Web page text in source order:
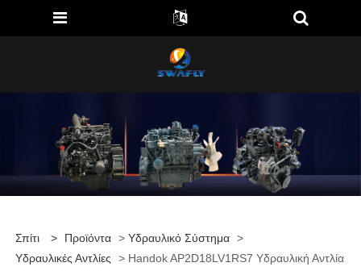
Σπίτι > Προϊόντα > Υδραυλικό Σύστημα >
Υδραυλικές Αντλίες
> Handok AP2D18LV1RS7 Υδραυλική Αντλία